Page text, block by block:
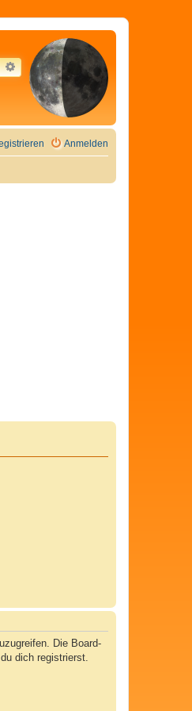
ERWEITERTE SUCHE
Anmelden
Die Board-
dich registrierst.